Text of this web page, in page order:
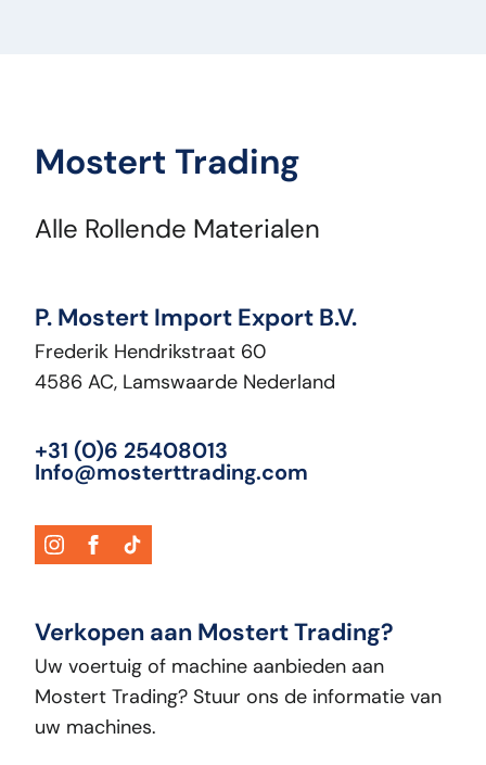
Mostert Trading
Alle Rollende Materialen
P. Mostert Import Export B.V.
Frederik Hendrikstraat 60
4586 AC, Lamswaarde Nederland
+31 (0)6 25408013
Info@mosterttrading.com
Verkopen aan Mostert Trading?
Uw voertuig of machine aanbieden aan
Mostert Trading? Stuur ons de informatie van
uw machines.